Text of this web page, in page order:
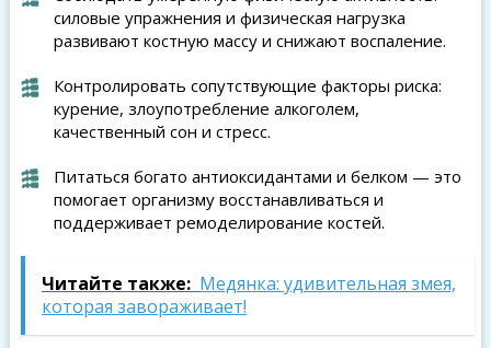
силовые упражнения и физическая нагрузка
развивают костную массу и снижают воспаление.
Контролировать сопутствующие факторы риска:
курение, злоупотребление алкоголем,
качественный сон и стресс.
Питаться богато антиоксидантами и белком — это
помогает организму восстанавливаться и
поддерживает ремоделирование костей.
Читайте также: Медянка: удивительная змея,
которая завораживает!